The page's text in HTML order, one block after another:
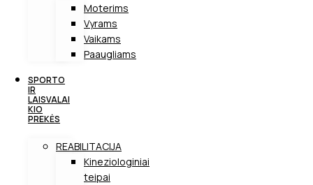
Moterims
Vyrams
Vaikams
Paaugliams
SPORTO
IR
LAISVALAI
KIO
PREKĖS
REABILITACIJA
Kineziologiniai
teipai